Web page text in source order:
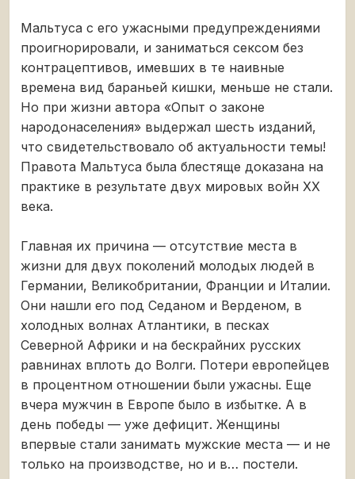
Мальтуса с его ужасными предупреждениями
проигнорировали, и заниматься сексом без
контрацептивов, имевших в те наивные
времена вид бараньей кишки, меньше не стали.
Но при жизни автора «Опыт о законе
народонаселения» выдержал шесть изданий,
что свидетельствовало об актуальности темы!
Правота Мальтуса была блестяще доказана на
практике в результате двух мировых войн XX
века.
Главная их причина — отсутствие места в
жизни для двух поколений молодых людей в
Германии, Великобритании, Франции и Италии.
Они нашли его под Седаном и Верденом, в
холодных волнах Атлантики, в песках
Северной Африки и на бескрайних русских
равнинах вплоть до Волги. Потери европейцев
в процентном отношении были ужасны. Еще
вчера мужчин в Европе было в избытке. А в
день победы — уже дефицит. Женщины
впервые стали занимать мужские места — и не
только на производстве, но и в… постели.